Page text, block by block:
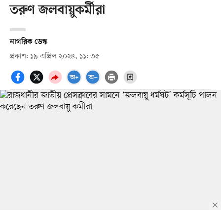
তরুণ জলবায়ুকর্মীরা
নাগরিক ডেস্ক
প্রকাশ: ১৯ এপ্রিল ২০২৪, ১১: ৩৫